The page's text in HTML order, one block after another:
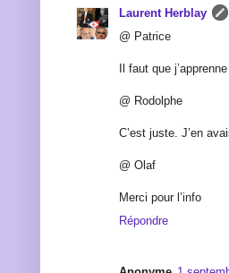
Laurent Herblay
@ Patrice
Il faut que
@ Rodolphe
C’est juste. J’en
@ Olaf
Merci pour l’info
Répondre